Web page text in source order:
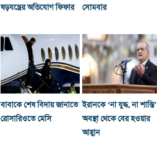
ষড়যন্ত্রের অভিযোগ ফিফার
সোমবার
বাবাকে শেষ বিদায় জানাতে
রোসারিওতে মেসি
ইরানকে ‘না যুদ্ধ, না শান্তি’
অবস্থা থেকে বের হওয়ার
আহ্বান